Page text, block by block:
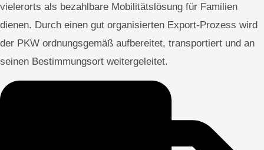
vielerorts als bezahlbare Mobilitätslösung für Familien
dienen. Durch einen gut organisierten Export-Prozess wird
der PKW ordnungsgemäß aufbereitet, transportiert und an
seinen Bestimmungsort weitergeleitet.